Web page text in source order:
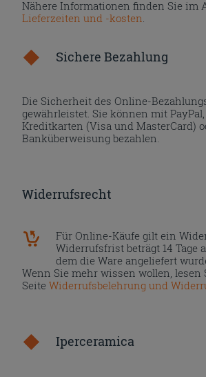
Nähere Informationen finden Sie im
Lieferzeiten und -kosten
Sichere Bezahlung
Die Sicherheit des Online-
gewährleistet. Sie können mit
Kreditkarten (Visa und MasterCard)
Banküberweisung bezahlen.
Widerrufsrecht
Für Online-Käufe gilt ein
Widerrufsfrist beträgt 14 Tage
dem die Ware angeliefert
Wenn Sie mehr wissen wollen, lesen
SeiteWiderrufsbelehrung und
Iperceramica